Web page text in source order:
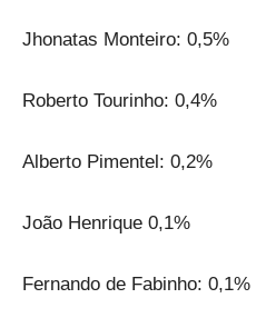
Jhonatas Monteiro: 0,5%
Roberto Tourinho: 0,4%
Alberto Pimentel: 0,2%
João Henrique 0,1%
Fernando de Fabinho: 0,1%